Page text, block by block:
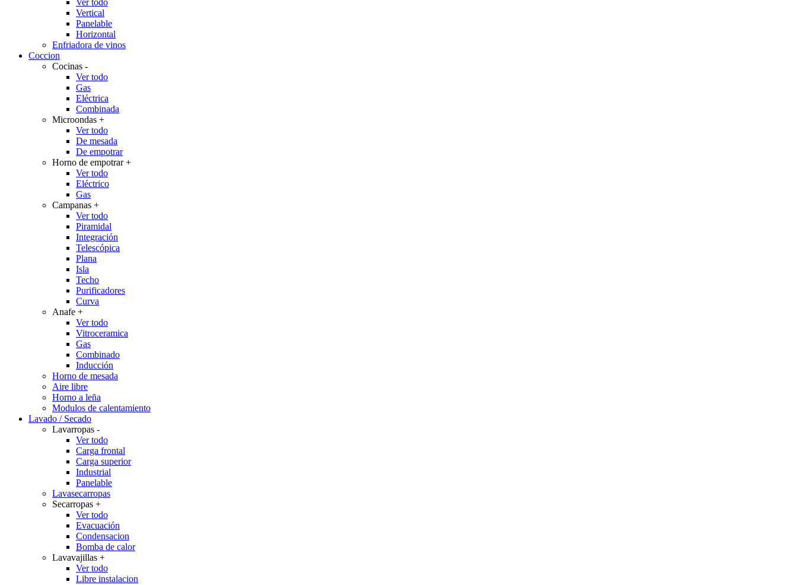
Ver todo
Vertical
Panelable
Horizontal
Enfriadora de vinos
Coccion
Cocinas -
Ver todo
Gas
Eléctrica
Combinada
Microondas +
Ver todo
De mesada
De empotrar
Horno de empotrar+
Ver todo
Eléctrico
Gas
Campanas +
Ver todo
Piramidal
Integración
Telescópica
Plana
Isla
Techo
Purificadores
Curva
Anafe +
Ver todo
Vitroceramica
Gas
Combinado
Inducción
Horno de mesada
Aire libre
Horno a leña
Modulos de calentamiento
Lavado / Secado
Lavarropas -
Ver todo
Carga frontal
Carga superior
Industrial
Panelable
Lavasecarropas
Secarropas +
Ver todo
Evacuación
Condensacion
Bomba de calor
Lavavajillas +
Ver todo
Libre instalacion